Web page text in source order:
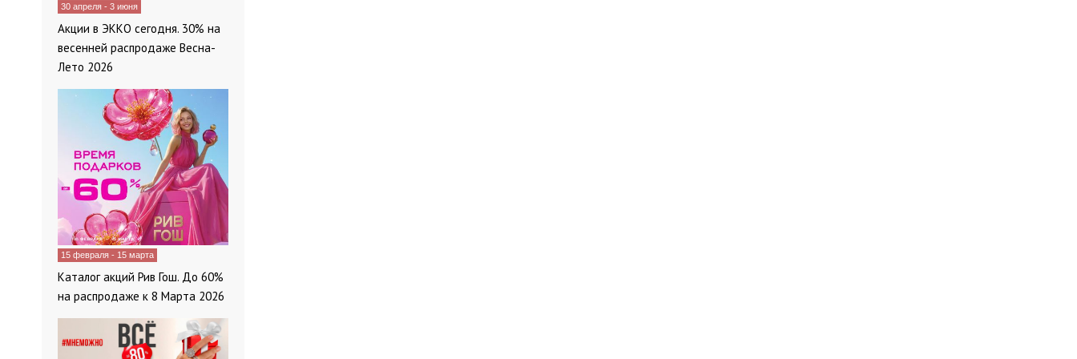
30 апреля - 3 июня
Акции в ЭККО сегодня. 30% на
весенней распродаже Весна-
Лето 2026
15 февраля - 15 марта
Каталог акций Рив Гош. До 60%
на распродаже к 8 Марта 2026